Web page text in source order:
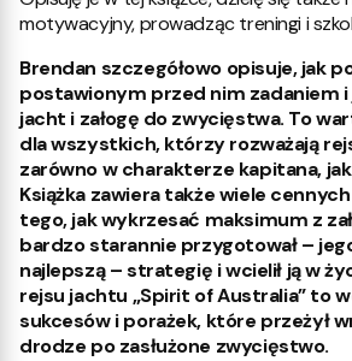
motywacyjny, prowadząc treningi i
Brendan szczegółowo opisuje, jak
postawionym przed nim zadaniem i
jacht i załogę do zwycięstwa. To
dla wszystkich, którzy rozważają
zarówno w charakterze kapitana, jak
Książka zawiera także wiele
tego, jak wykrzesać maksimum z
bardzo starannie przygotował –
najlepszą – strategię i wcielił ją w
rejsu jachtu „Spirit of Australia” to
sukcesów i porażek, które przeżył
drodze po zasłużone zwycięstwo.